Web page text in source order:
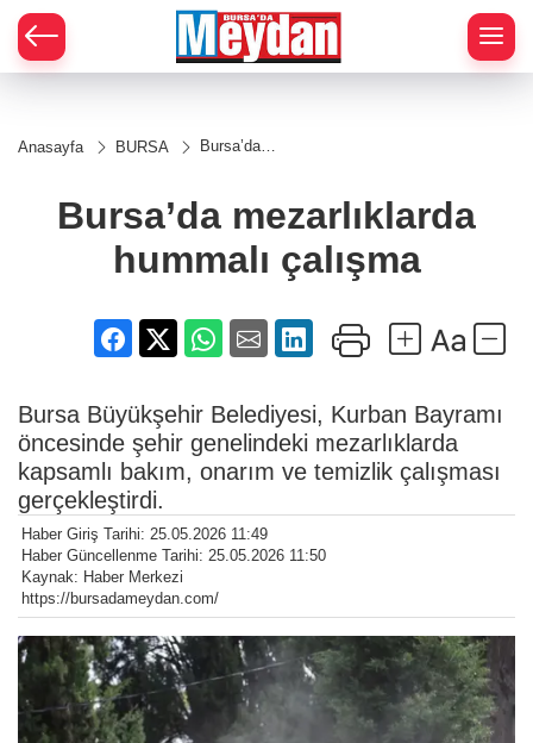
Anasayfa BURSA
Bursa’da
Bursa’da mezarlıklarda
hummalı çalışma
Bursa Büyükşehir Belediyesi, Kurban Bayramı
öncesinde şehir genelindeki mezarlıklarda
kapsamlı bakım, onarım ve temizlik çalışması
gerçekleştirdi.
Haber Giriş Tarihi: 25.05.2026 11:49
Haber Güncellenme Tarihi: 25.05.2026 11:50
Kaynak: Haber Merkezi
https://bursadameydan.com/